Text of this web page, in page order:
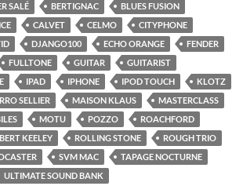
SALÉ BERTIGNAC
BLUES FUSION
CALVET CELMO
CITYPHONE
DJANGO100 ECHO ORANGE
FENDER
FULLTONE GUITAR
GUITARIST
IPAD IPHONE IPOD TOUCH
KLOTZ
SELLIER MAISON KLAUS
MASTERCLASS
MOTU POZZO
ROACHFORD
KEELEY ROLLING STONE
ROUGH TRIO
SVM MAC
TAPAGE NOCTURNE
ULTIMATE SOUND BANK